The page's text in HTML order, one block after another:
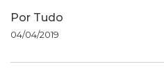
Por Tudo
04/04/2019